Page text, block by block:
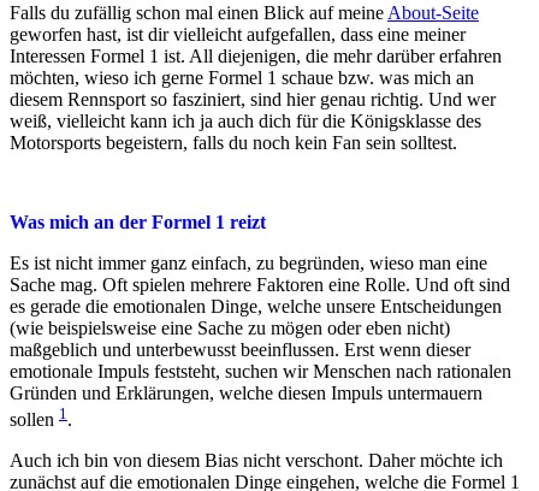
Falls du zufällig schon mal einen Blick auf meine About-Seite
geworfen hast, ist dir vielleicht aufgefallen, dass eine meiner
Interessen Formel 1 ist. All diejenigen, die mehr darüber erfahren
möchten, wieso ich gerne Formel 1 schaue bzw. was mich an
diesem Rennsport so fasziniert, sind hier genau richtig. Und wer
weiß, vielleicht kann ich ja auch dich für die Königsklasse des
Motorsports begeistern, falls du noch kein Fan sein solltest.
Was mich an der Formel 1 reizt
Es ist nicht immer ganz einfach, zu begründen, wieso man eine
Sache mag. Oft spielen mehrere Faktoren eine Rolle. Und oft sind
es gerade die emotionalen Dinge, welche unsere Entscheidungen
(wie beispielsweise eine Sache zu mögen oder eben nicht)
maßgeblich und unterbewusst beeinflussen. Erst wenn dieser
emotionale Impuls feststeht, suchen wir Menschen nach rationalen
Gründen und Erklärungen, welche diesen Impuls untermauern
sollen 1 .
Auch ich bin von diesem Bias nicht verschont. Daher möchte ich
zunächst auf die emotionalen Dinge eingehen, welche die Formel 1